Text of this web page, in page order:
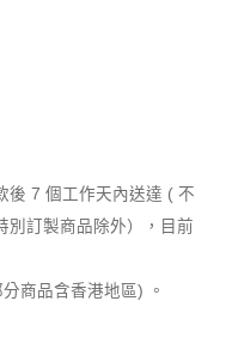
後 7 個工作天內送達 ( 不
別訂製商品除外），目前
商品含香港地區) 。